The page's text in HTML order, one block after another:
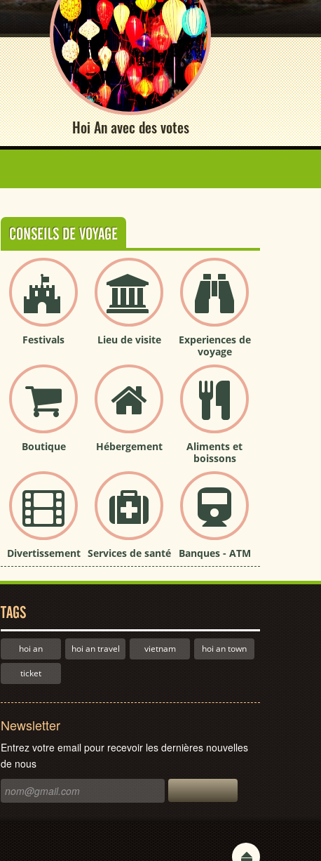
Hoi An avec des votes
CONSEILS DE VOYAGE
Festivals Lieu de visite
Experiences de
voyage
Boutique Hébergement
Aliments et
boissons
Divertissement Services de santé Banques - ATM
TAGS
hoi an hoi an travel vietnam hoi an town
ticket
Newsletter
Entrez votre email pour recevoir les dernières nouvelles
de nous